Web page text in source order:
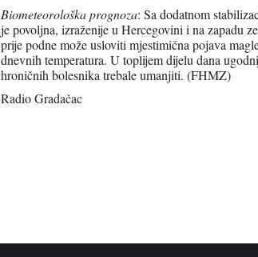
Biometeorološka prognoza: Sa dodatnom
je povoljna, izraženije u Hercegovini i na zapadu
prije podne može usloviti mjestimična pojava
dnevnih temperatura. U toplijem dijelu dana
hroničnih bolesnika trebale umanjiti. (FHMZ)
Radio Gradačac